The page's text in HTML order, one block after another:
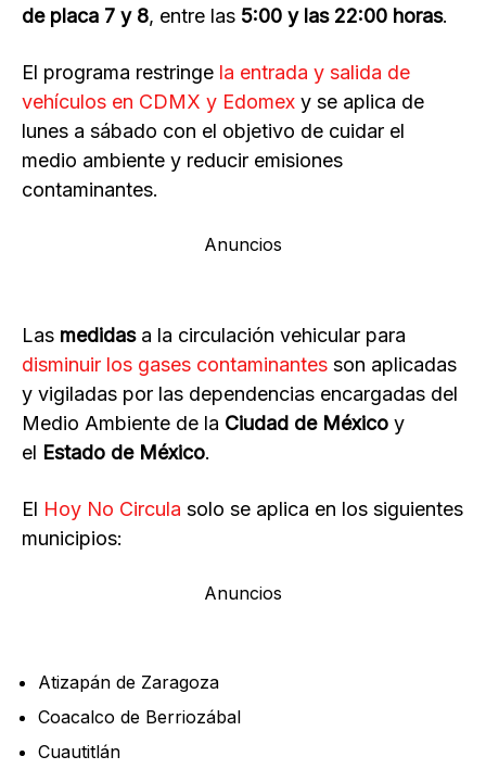
de placa 7 y 8, entre las 5:00 y las 22:00 horas.
El programa restringe la entrada y salida de
vehículos en CDMX y Edomex y se aplica de
lunes a sábado con el objetivo de cuidar el
medio ambiente y reducir emisiones
contaminantes.
Anuncios
Las medidas a la circulación vehicular para
disminuir los gases contaminantes son aplicadas
y vigiladas por las dependencias encargadas del
Medio Ambiente de la Ciudad de México y
el Estado de México.
El Hoy No Circula solo se aplica en los siguientes
municipios:
Anuncios
Atizapán de Zaragoza
Coacalco de Berriozábal
Cuautitlán